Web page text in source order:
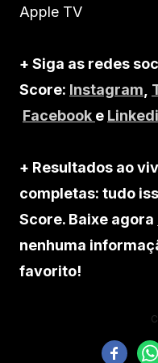
Apple TV
+ Siga as redes
Score: Instagram
Facebook e
+ Resultados ao
completas: tudo
Score. Baixe agora
nenhuma
favorito!